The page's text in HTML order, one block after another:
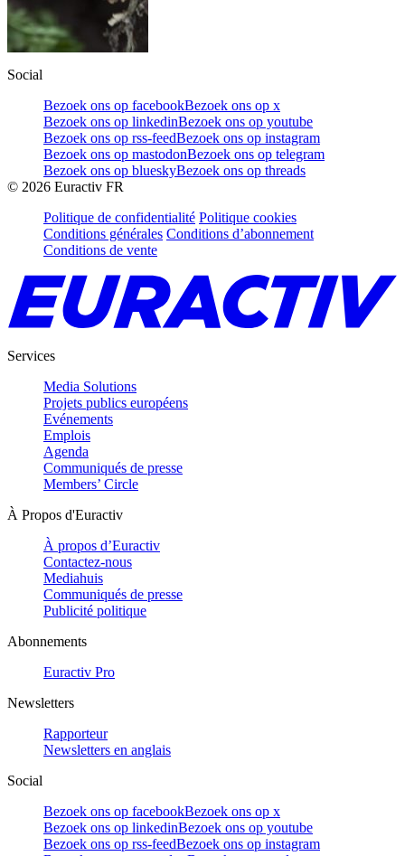
Social
Bezoek ons op facebookBezoek ons op x
Bezoek ons op linkedinBezoek ons op youtube
Bezoek ons op rss-feedBezoek ons op instagram
Bezoek ons op mastodonBezoek ons op telegram
Bezoek ons op blueskyBezoek ons op threads
© 2026 Euractiv FR
Politique de confidentialité Politique cookies
Conditions générales Conditions d’abonnement
Conditions de vente
Services
Media Solutions
Projets publics européens
Evénements
Emplois
Agenda
Communiqués de presse
Members’ Circle
À Propos d'Euractiv
À propos d’Euractiv
Contactez-nous
Mediahuis
Communiqués de presse
Publicité politique
Abonnements
Euractiv Pro
Newsletters
Rapporteur
Newsletters en anglais
Social
Bezoek ons op facebookBezoek ons op x
Bezoek ons op linkedinBezoek ons op youtube
Bezoek ons op rss-feedBezoek ons op instagram